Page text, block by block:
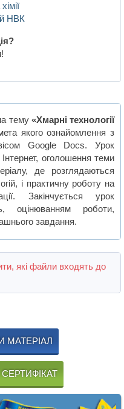
НВК
тему«Хмарні технології
якого ознайомлення з
Google Docs. Урок
оголошення теми
де розглядаються
і практичну роботу на
Закінчується урок
оцінюванням роботи,
завдання.
які файли входять до
МАТЕРІАЛ